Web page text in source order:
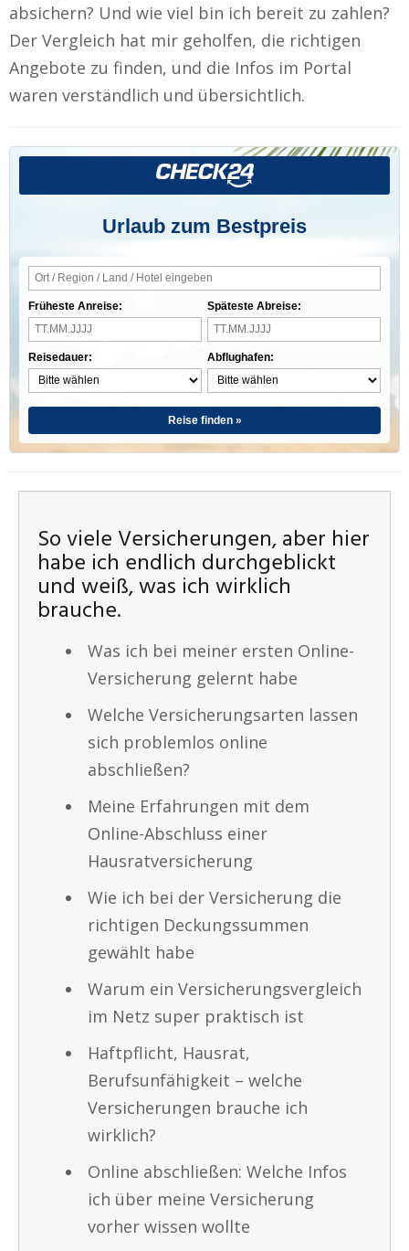
absichern? Und wie viel bin ich bereit zu zahlen?
Der Vergleich hat mir geholfen, die richtigen
Angebote zu finden, und die Infos im Portal
waren verständlich und übersichtlich.
Urlaub zum Bestpreis
Früheste Anreise:
Reisedauer:
Späteste Abreise:
Abflughafen:
Reise finden »
So viele Versicherungen, aber hier
habe ich endlich durchgeblickt
und weiß, was ich wirklich
brauche.
Was ich bei meiner ersten Online-
Versicherung gelernt habe
Welche Versicherungsarten lassen
sich problemlos online
abschließen?
Meine Erfahrungen mit dem
Online-Abschluss einer
Hausratversicherung
Wie ich bei der Versicherung die
richtigen Deckungssummen
gewählt habe
Warum ein Versicherungsvergleich
im Netz super praktisch ist
Haftpflicht, Hausrat,
Berufsunfähigkeit – welche
Versicherungen brauche ich
wirklich?
Online abschließen: Welche Infos
ich über meine Versicherung
vorher wissen wollte